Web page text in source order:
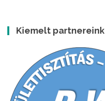
Kiemelt partnereink